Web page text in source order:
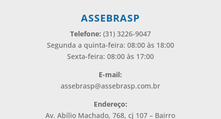
ASSEBRASP
Telefone: (31) 3226-9047
Segunda a quinta-feira: 08:00 às 18:00
Sexta-feira: 08:00 às 17:00
E-mail:
assebrasp@assebrasp.com.br
Endereço:
Av. Abílio Machado, 768, cj 107 – Bairro